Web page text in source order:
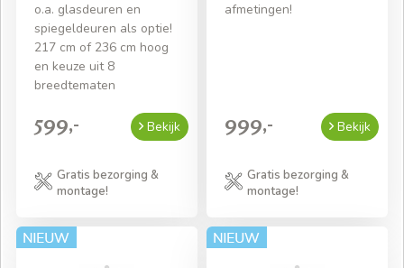
o.a. glasdeuren en
spiegeldeuren als optie!
217 cm of 236 cm hoog
en keuze uit 8
breedtematen
599,- Bekijk
Gratis bezorging &
montage!
afmetingen!
999,- Bekijk
Gratis bezorging &
montage!